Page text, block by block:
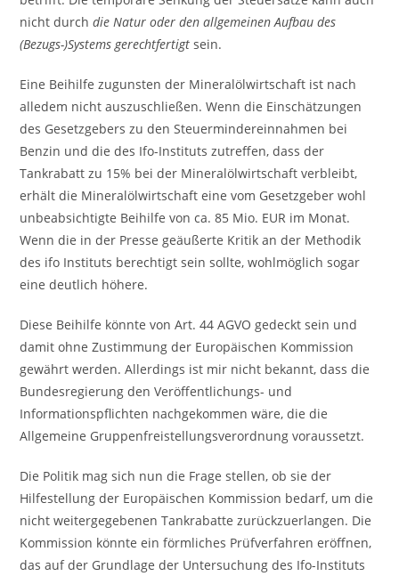
nicht durchdie Natur oder den allgemeinen Aufbau des
(Bezugs-)Systems gerechtfertigtsein.
Eine Beihilfe zugunsten der Mineralölwirtschaft ist nach
alledem nicht auszuschließen. Wenn die Einschätzungen
des Gesetzgebers zu den Steuermindereinnahmen bei
Benzin und die des Ifo-Instituts zutreffen, dass der
Tankrabatt zu 15% bei der Mineralölwirtschaft verbleibt,
erhält die Mineralölwirtschaft eine vom Gesetzgeber wohl
unbeabsichtigte Beihilfe von ca. 85 Mio. EUR im Monat.
Wenn die in der Presse geäußerte Kritik an der Methodik
des ifo Instituts berechtigt sein sollte, wohlmöglich sogar
eine deutlich höhere.
Diese Beihilfe könnte von Art. 44 AGVO gedeckt sein und
damit ohne Zustimmung der Europäischen Kommission
gewährt werden. Allerdings ist mir nicht bekannt, dass die
Bundesregierung den Veröffentlichungs- und
Informationspflichten nachgekommen wäre, die die
Allgemeine Gruppenfreistellungsverordnung voraussetzt.
Die Politik mag sich nun die Frage stellen, ob sie der
Hilfestellung der Europäischen Kommission bedarf, um die
nicht weitergegebenen Tankrabatte zurückzuerlangen. Die
Kommission könnte ein förmliches Prüfverfahren eröffnen,
das auf der Grundlage der Untersuchung des Ifo-Instituts